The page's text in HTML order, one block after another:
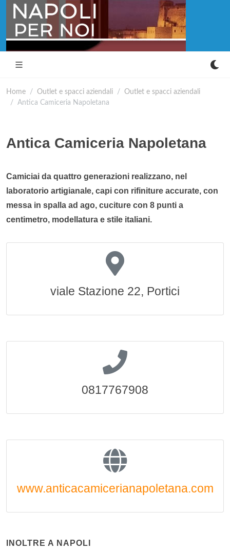
Home Outlet e spacci aziendali
Outlet e spacci aziendali
Antica Camiceria Napoletana
Antica Camiceria Napoletana
Camiciai da quattro generazioni realizzano, nel
laboratorio artigianale, capi con rifiniture accurate, con
messa in spalla ad ago, cuciture con 8 punti a
centimetro, modellatura e stile italiani.
viale Stazione 22, Portici
0817767908
www.anticacamicerianapoletana.com
INOLTRE A NAPOLI